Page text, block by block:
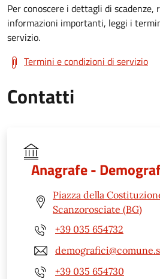
Per conoscere i dettagli di
informazioni importanti, leggi i
servizio.
Termini e condizioni di servizio
Contatti
Anagrafe -
Piazza della
Scanzorosciate (BG)
+39 035 654732
+39 035 654730